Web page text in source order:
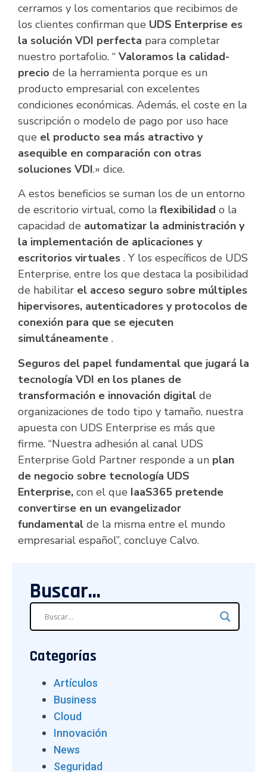
cerramos y los comentarios que recibimos de
los clientes confirman que UDS Enterprise es
la solución VDI perfecta para completar
nuestro portafolio. “ Valoramos la calidad-
precio de la herramienta porque es un
producto empresarial con excelentes
condiciones económicas. Además, el coste en la
suscripción o modelo de pago por uso hace
que el producto sea más atractivo y
asequible en comparación con otras
soluciones VDI.» dice.
A estos beneficios se suman los de un entorno
de escritorio virtual, como la flexibilidad o la
capacidad de automatizar la administración y
la implementación de aplicaciones y
escritorios virtuales . Y los específicos de UDS
Enterprise, entre los que destaca la posibilidad
de habilitar el acceso seguro sobre múltiples
hipervisores, autenticadores y protocolos de
conexión para que se ejecuten
simultáneamente .
Seguros del papel fundamental que jugará la
tecnología VDI en los planes de
transformación e innovación digital de
organizaciones de todo tipo y tamaño, nuestra
apuesta con UDS Enterprise es más que
firme. “Nuestra adhesión al canal UDS
Enterprise Gold Partner responde a un plan
de negocio sobre tecnología UDS
Enterprise, con el que IaaS365 pretende
convertirse en un evangelizador
fundamental de la misma entre el mundo
empresarial español”, concluye Calvo.
Buscar...
Categorías
Artículos
Business
Cloud
Innovación
News
Seguridad